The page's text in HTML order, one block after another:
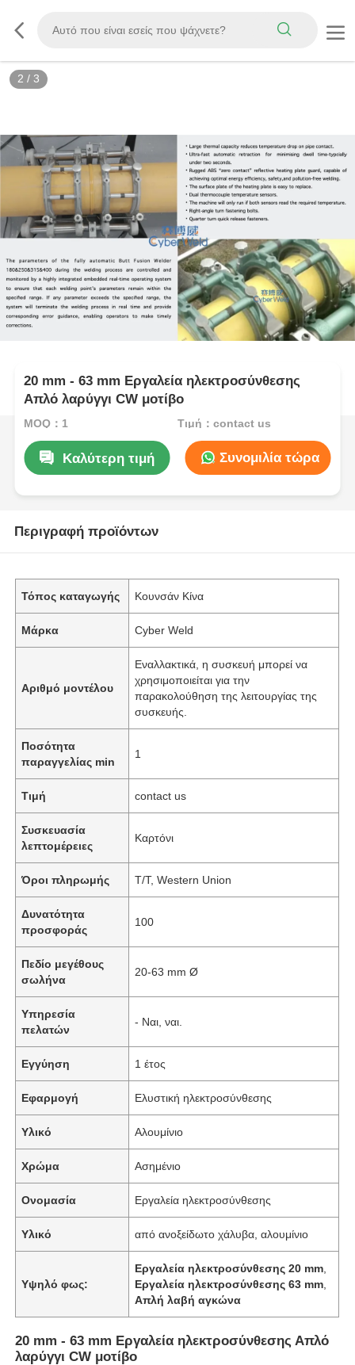
3 / 3
20 mm - 63 mm Εργαλεία ηλεκτροσύνθεσης
Απλό λαρύγγι CW μοτίβο
MOQ：1 Τιμή：contact us
Καλύτερη τιμή Συνομιλία τώρα
Περιγραφή προϊόντων
Τόπος καταγωγής Κουνσάν Κίνα
Μάρκα Cyber Weld
Αριθμό μοντέλου
Εναλλακτικά, η συσκευή μπορεί να
χρησιμοποιείται για την
παρακολούθηση της λειτουργίας της
συσκευής.
Ποσότητα
παραγγελίας min
1
Τιμή contact us
Συσκευασία
λεπτομέρειες
Καρτόνι
Όροι πληρωμής T/T, Western Union
Δυνατότητα
προσφοράς
100
Πεδίο μεγέθους
σωλήνα
20-63 mm Ø
Υπηρεσία
πελατών
- Ναι, ναι.
Εγγύηση 1 έτος
Εφαρμογή Ελυστική ηλεκτροσύνθεσης
Υλικό Αλουμίνιο
Χρώμα Ασημένιο
Ονομασία Εργαλεία ηλεκτροσύνθεσης
Υλικό από ανοξείδωτο χάλυβα, αλουμίνιο
Υψηλό φως:
Εργαλεία ηλεκτροσύνθεσης 20 mm
Εργαλεία ηλεκτροσύνθεσης 63 mm
Απλή λαβή αγκώνα
20 mm - 63 mm Εργαλεία ηλεκτροσύνθεσης Απλό
λαρύγγι CW μοτίβο